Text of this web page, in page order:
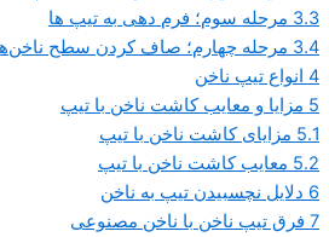
3.3 مرحله سوم؛ فرم دهی به تیپ ها
3.4 مرحله چهارم؛ صاف کردن سطح ناخن‌ها
4 انواع تیپ ناخن
مزایا و معایب کاشت ناخن با تیپ
5.1 مزایای کاشت ناخن با تیپ
5.2 معایب کاشت ناخن با تیپ
دلایل نچسبیدن تیپ به ناخن
فرق تیپ ناخن با ناخن مصنوعی